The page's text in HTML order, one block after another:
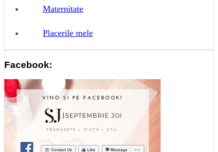
Maternitate
Placerile mele
Facebook: